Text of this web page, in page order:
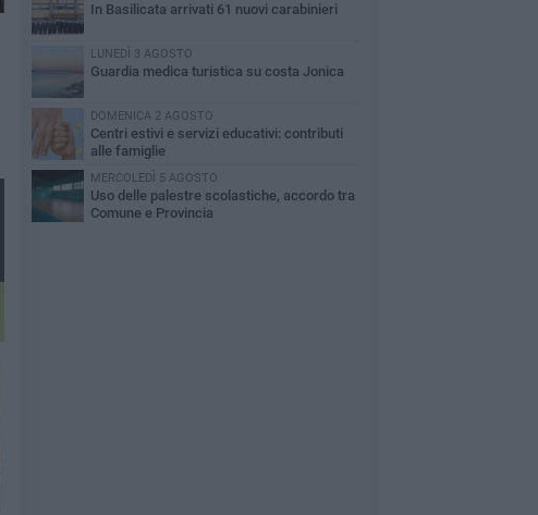
In Basilicata arrivati 61 nuovi carabinieri
LUNEDÌ 3 AGOSTO
Guardia medica turistica su costa Jonica
DOMENICA 2 AGOSTO
Centri estivi e servizi educativi: contributi
alle famiglie
MERCOLEDÌ 5 AGOSTO
Uso delle palestre scolastiche, accordo tra
Comune e Provincia